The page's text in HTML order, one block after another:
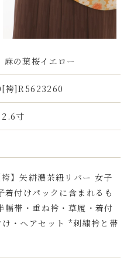
麻の葉桜イエロー
袴]R5623260
寸
】矢絣濃茶紐リバー 女子
付けパックに含まれるも
幅帯・重ね衿・草履・着付
・ヘアセット *刺繍衿と帯